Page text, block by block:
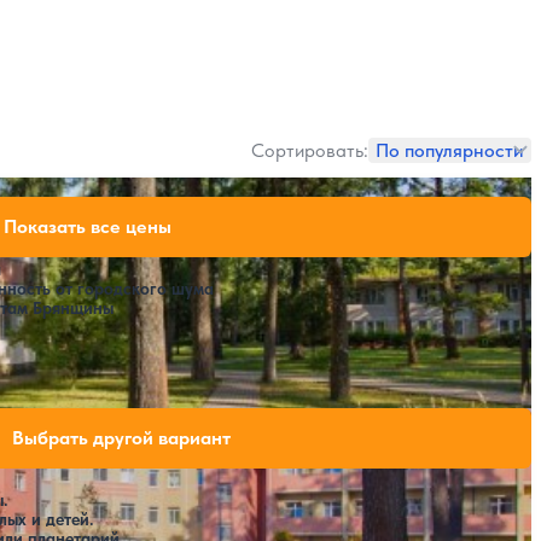
Сортировать: По популярности
от городского шума
Брянщины
SPA
54,880 ₽
Показать все цены
и детей.
свободных мест на выбранные даты
Выбрать другой вариант